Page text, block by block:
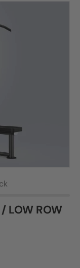
LOW ROW